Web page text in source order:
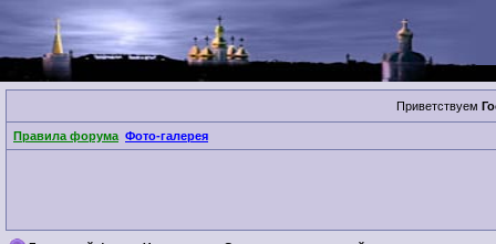
Приветствуем
Правила форума Фото-галерея